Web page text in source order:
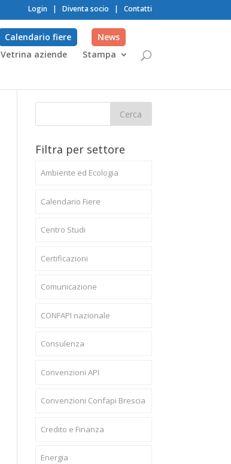
Login | Diventa socio | Contatti
Vetrina aziende Stampa
Calendario fiere News
Filtra per settore
Ambiente ed Ecologia
Calendario Fiere
Centro Studi
Certificazioni
Comunicazione
CONFAPI nazionale
Consulenza
Convenzioni API
Convenzioni Confapi Brescia
Credito e Finanza
Energia